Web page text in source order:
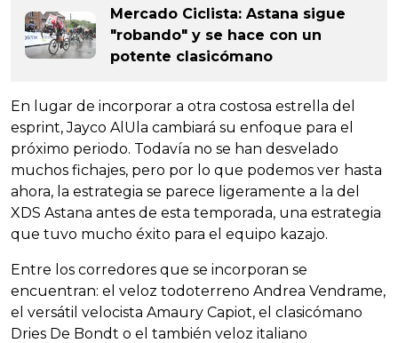
Mercado Ciclista: Astana sigue
"robando" y se hace con un
potente clasicómano
En lugar de incorporar a otra costosa estrella del
esprint, Jayco AlUla cambiará su enfoque para el
próximo periodo. Todavía no se han desvelado
muchos fichajes, pero por lo que podemos ver hasta
ahora, la estrategia se parece ligeramente a la del
XDS Astana antes de esta temporada, una estrategia
que tuvo mucho éxito para el equipo kazajo.
Entre los corredores que se incorporan se
encuentran: el veloz todoterreno Andrea Vendrame,
el versátil velocista Amaury Capiot, el clasicómano
Dries De Bondt o el también veloz italiano